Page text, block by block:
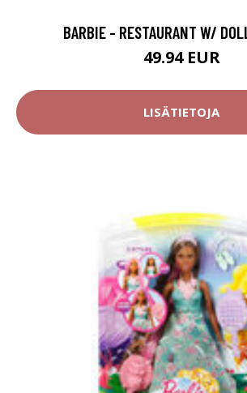
BARBIE - RESTAURANT W/
49.94 EUR
LISÄTIETOJA